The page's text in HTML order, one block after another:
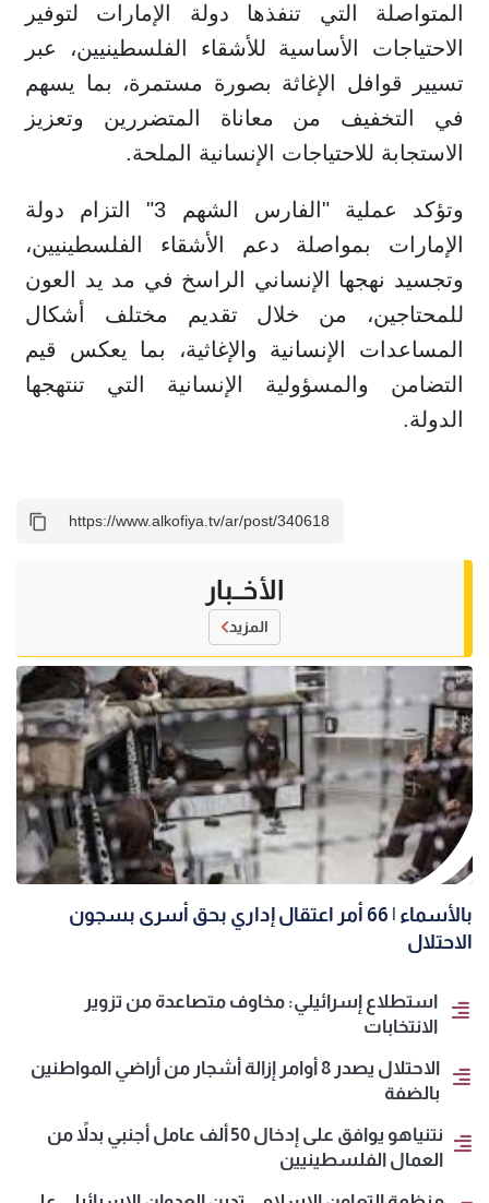
المتواصلة التي تنفذها دولة الإمارات لتوفير
الاحتياجات الأساسية للأشقاء الفلسطينيين، عبر
تسيير قوافل الإغاثة بصورة مستمرة، بما يسهم
في التخفيف من معاناة المتضررين وتعزيز
الاستجابة للاحتياجات الإنسانية الملحة.
وتؤكد عملية "الفارس الشهم 3" التزام دولة
الإمارات بمواصلة دعم الأشقاء الفلسطينيين،
وتجسيد نهجها الإنساني الراسخ في مد يد العون
للمحتاجين، من خلال تقديم مختلف أشكال
المساعدات الإنسانية والإغاثية، بما يعكس قيم
التضامن والمسؤولية الإنسانية التي تنتهجها
الدولة.
الأخــبار
المزيد
بالأسماء | 66 أمر اعتقال إداري بحق أسرى بسجون
الاحتلال
استطلاع إسرائيلي: مخاوف متصاعدة من تزوير
الانتخابات
الاحتلال يصدر 8 أوامر إزالة أشجار من أراضي المواطنين
بالضفة
نتنياهو يوافق على إدخال 50 ألف عامل أجنبي بدلاً من
العمال الفلسطينيين